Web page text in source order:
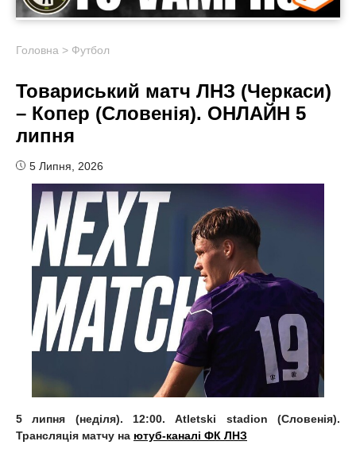
Головна > Футбол
Товариський матч ЛНЗ (Черкаси)
– Копер (Словенія). ОНЛАЙН 5
липня
5 Липня, 2026
5 липня (неділя). 12:00. Atletski stadion (Словенія).
Трансляція матчу на ютуб-каналі ФК ЛНЗ